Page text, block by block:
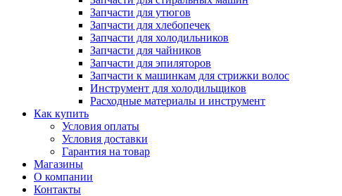
Запчасти для утюгов
Запчасти для хлебопечек
Запчасти для холодильников
Запчасти для чайников
Запчасти для эпиляторов
Запчасти к машинкам для стрижки волос
Инструмент для холодильщиков
Расходные материалы и инструмент
Как купить
Условия оплаты
Условия доставки
Гарантия на товар
Магазины
О компании
Контакты